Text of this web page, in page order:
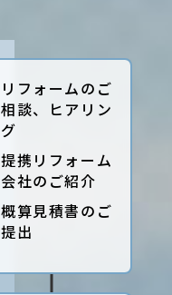
リフォームのご
相談、ヒアリン
グ
提携リフォーム
会社のご紹介
概算見積書のご
提出